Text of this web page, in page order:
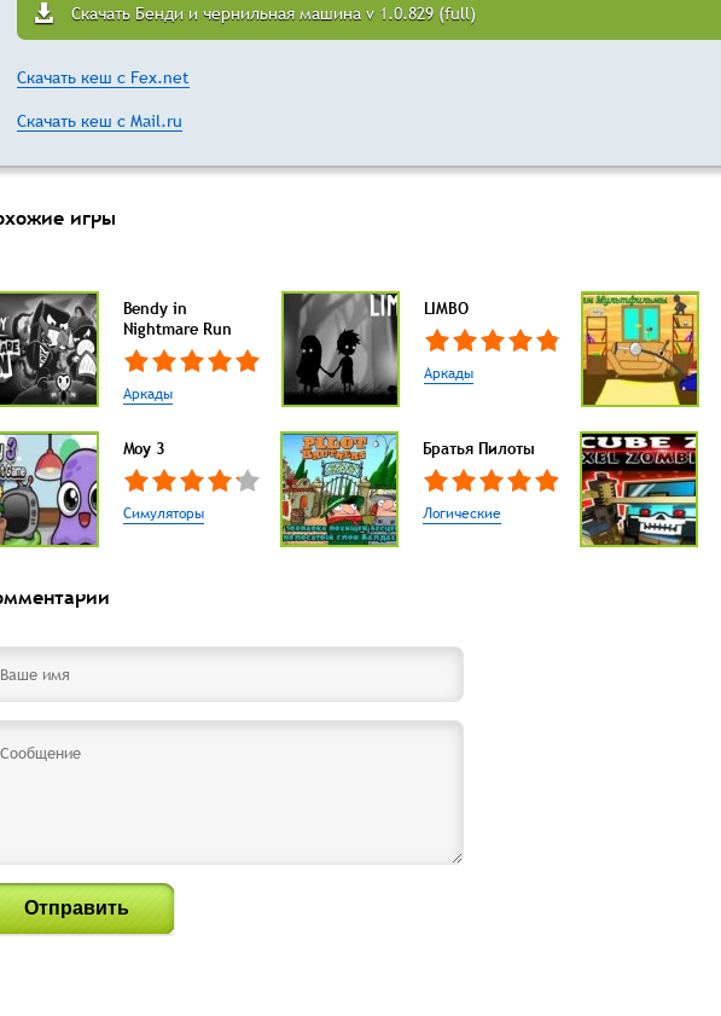
Скачать Бенди и чернильная машина v 1.0.829 (full)
Скачать кеш с Fex.net
Скачать кеш с Mail.ru
игры
Bendy in
Nightmare Run
Аркады
LIMBO
Аркады
Моу 3
Симуляторы
Братья Пилоты
Логические
Отправить